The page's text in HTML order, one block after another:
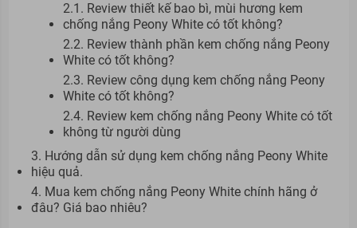
2.1. Review thiết kế bao bì, mùi hương kem
chống nắng Peony White có tốt không?
2.2. Review thành phần kem chống nắng Peony
White có tốt không?
2.3. Review công dụng kem chống nắng Peony
White có tốt không?
2.4. Review kem chống nắng Peony White có tốt
không từ người dùng
3. Hướng dẫn sử dụng kem chống nắng Peony White
hiệu quả.
4. Mua kem chống nắng Peony White chính hãng ở
đâu? Giá bao nhiêu?